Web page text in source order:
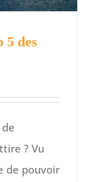
5 des
? Vu
de pouvoir